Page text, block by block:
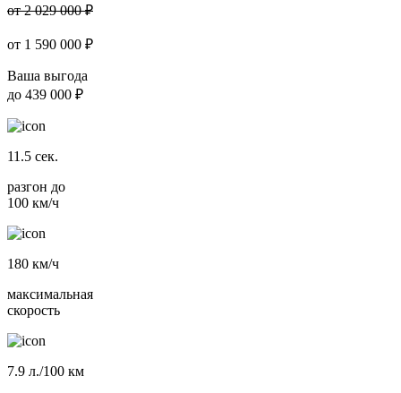
от 2 029 000 ₽
от 1 590 000 ₽
Ваша выгода
до 439 000 ₽
11.5 сек.
разгон до
100 км/ч
180 км/ч
максимальная
скорость
7.9 л./100 км